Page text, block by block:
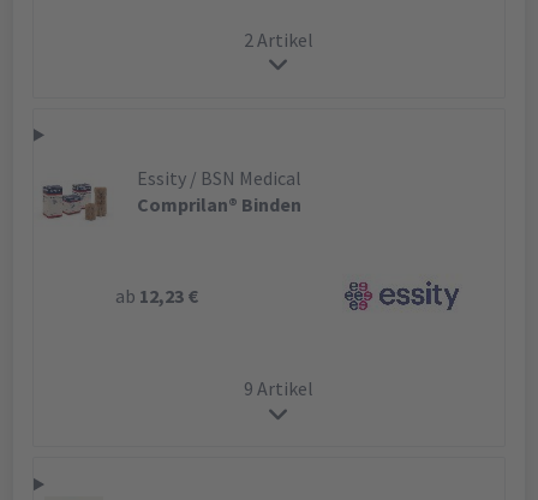
2 Artikel
Essity / BSN Medical
Comprilan® Binden
ab 12,23 €
9 Artikel